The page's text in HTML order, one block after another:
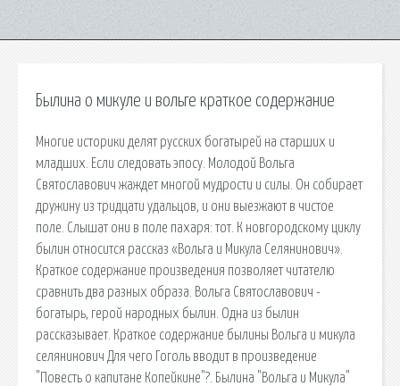
Былина о микуле и вольге краткое содержание
Многие историки делят русских богатырей на старших и
младших. Если следовать эпосу. Молодой Вольга
Святославович жаждет многой мудрости и силы. Он собирает
дружину из тридцати удальцов, и они выезжают в чистое
поле. Слышат они в поле пахаря: тот. К новгородскому циклу
былин относится рассказ «Вольга и Микула Селянинович».
Краткое содержание произведения позволяет читателю
сравнить два разных образа. Вольга Святославович -
богатырь, герой народных былин. Одна из былин
рассказывает. Краткое содержание былины Вольга и микула
селянинович Для чего Гоголь вводит в произведение
"Повесть о капитане Копейкине"?. Былина "Вольга и Микула"